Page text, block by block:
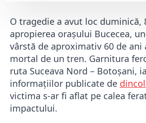
O tragedie a avut loc duminică,
apropierea orașului Bucecea,
vârstă de aproximativ 60 de ani
mortal de un tren. Garnitura
ruta Suceava Nord – Botoșani,
informațiilor publicate de
victima s-ar fi aflat pe calea
impactului.